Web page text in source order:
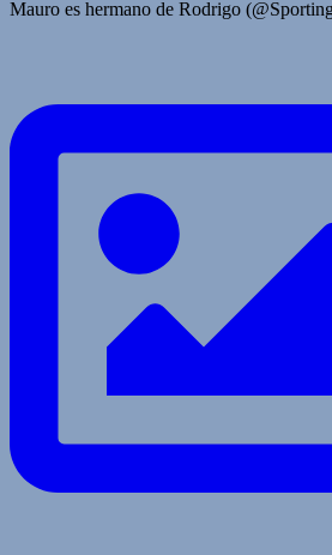
Mauro es hermano de Rodrigo